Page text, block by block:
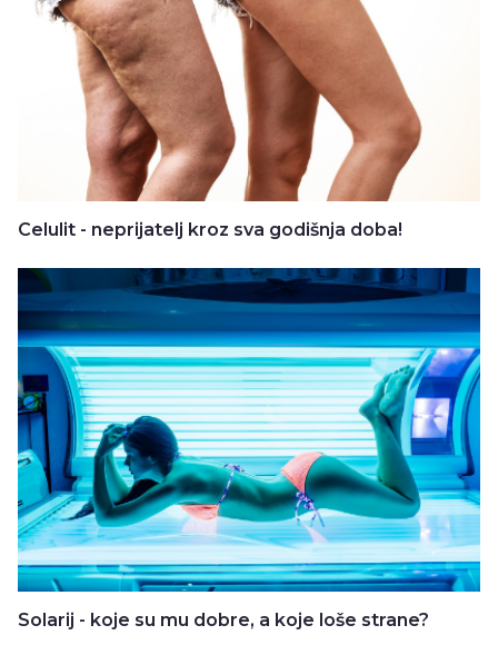
Celulit - neprijatelj kroz sva godišnja doba!
Solarij - koje su mu dobre, a koje loše strane?